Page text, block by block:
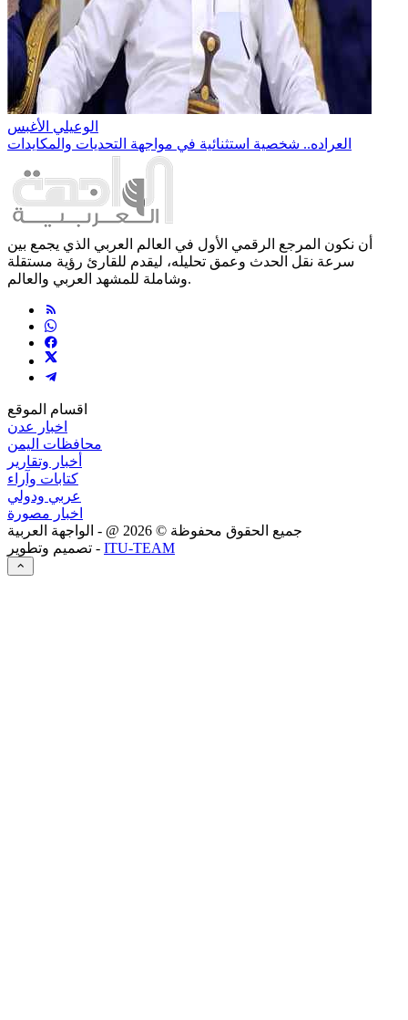
الوعيلي الأغبس
العراده.. شخصية استثنائية في مواجهة التحديات والمكايدات
أن نكون المرجع الرقمي الأول في العالم العربي الذي يجمع بين
سرعة نقل الحدث وعمق تحليله، ليقدم للقارئ رؤية مستقلة
وشاملة للمشهد العربي والعالم.
اقسام الموقع
اخبار عدن
محافظات اليمن
أخبار وتقارير
كتابات وآراء
عربي ودولي
اخبار مصورة
جميع الحقوق محفوظة © 2026 @ - الواجهة العربية
تصميم وتطوير - ITU-TEAM